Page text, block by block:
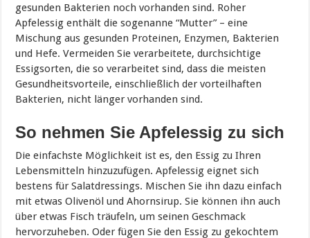
gesunden Bakterien noch vorhanden sind. Roher
Apfelessig enthält die sogenanne “Mutter” – eine
Mischung aus gesunden Proteinen, Enzymen, Bakterien
und Hefe. Vermeiden Sie verarbeitete, durchsichtige
Essigsorten, die so verarbeitet sind, dass die meisten
Gesundheitsvorteile, einschließlich der vorteilhaften
Bakterien, nicht länger vorhanden sind.
So nehmen Sie Apfelessig zu sich
Die einfachste Möglichkeit ist es, den Essig zu Ihren
Lebensmitteln hinzuzufügen. Apfelessig eignet sich
bestens für Salatdressings. Mischen Sie ihn dazu einfach
mit etwas Olivenöl und Ahornsirup. Sie können ihn auch
über etwas Fisch träufeln, um seinen Geschmack
hervorzuheben. Oder fügen Sie den Essig zu gekochtem